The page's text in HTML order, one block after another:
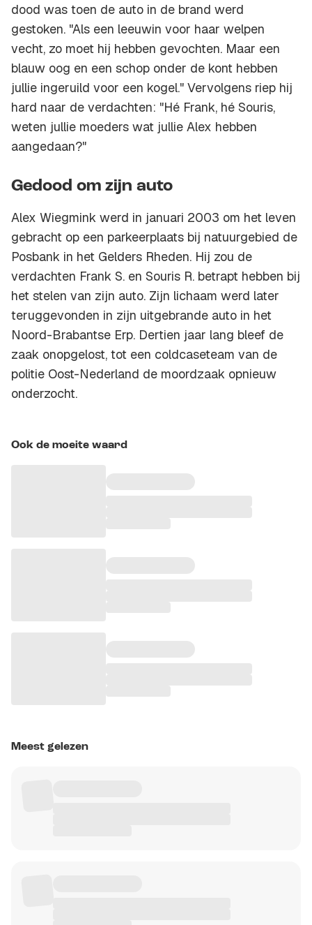
dood was toen de auto in de brand werd
gestoken. "Als een leeuwin voor haar welpen
vecht, zo moet hij hebben gevochten. Maar een
blauw oog en een schop onder de kont hebben
jullie ingeruild voor een kogel." Vervolgens riep hij
hard naar de verdachten: "Hé Frank, hé Souris,
weten jullie moeders wat jullie Alex hebben
aangedaan?"
Gedood om zijn auto
Alex Wiegmink werd in januari 2003 om het leven
gebracht op een parkeerplaats bij natuurgebied de
Posbank in het Gelders Rheden. Hij zou de
verdachten Frank S. en Souris R. betrapt hebben bij
het stelen van zijn auto. Zijn lichaam werd later
teruggevonden in zijn uitgebrande auto in het
Noord-Brabantse Erp. Dertien jaar lang bleef de
zaak onopgelost, tot een coldcaseteam van de
politie Oost-Nederland de moordzaak opnieuw
onderzocht.
Ook de moeite waard
Meest gelezen